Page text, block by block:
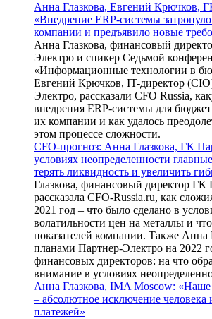
Анна Глазкова, Евгений Крючков,
«Внедрение ERP-системы
компании и предъявило новые
Анна Глазкова, финансовый
Электро и спикер Седьмой
«Информационные технологии в
Евгений Крючков, IT-директор
Электро, рассказали CFO Russia,
внедрения ERP-системы для
их компании и как удалось
этом процессе сложности.
CFO-прогноз: Анна Глазкова, ГК
условиях неопределенности
терять ликвидность и увеличить
Глазкова, финансовый директор ГК
рассказала CFO-Russia.ru, как
2021 год – что было сделано в
волатильности цен на металлы и
показателей компании. Также Анна
планами Партнер-Электро на 2022
финансовых директоров: на что
внимание в условиях
Анна Глазкова, IMA Moscow: «Наше
– абсолютное исключение человека
платежей»